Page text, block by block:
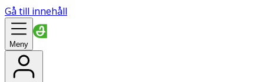
Gå till innehåll
Meny